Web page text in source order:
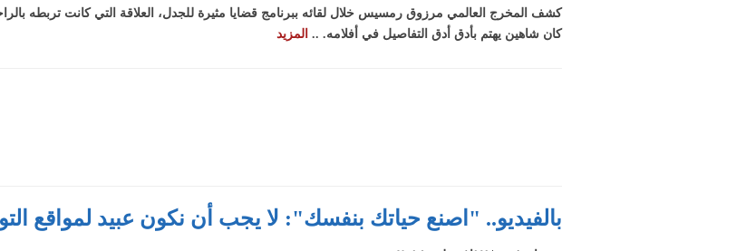
كشف المخرج العالمي مرزوق رمسيس خلال لقائه ببرنامج قضايا مثيرة للجدل، العلاقة التي كانت تربطه
كان شاهين يهتم بأدق أدق التفاصيل في أفلامه. .. المزيد
بالفيديو.. "اصنع حياتك بنفسك": لا يجب أن نكون عبيد لمواقع